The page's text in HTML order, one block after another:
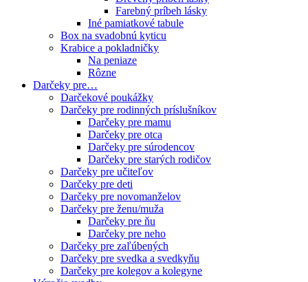
Farebný príbeh lásky
Iné pamiatkové tabule
Box na svadobnú kyticu
Krabice a pokladničky
Na peniaze
Rôzne
Darčeky pre…
Darčekové poukážky
Darčeky pre rodinných príslušníkov
Darčeky pre mamu
Darčeky pre otca
Darčeky pre súrodencov
Darčeky pre starých rodičov
Darčeky pre učiteľov
Darčeky pre deti
Darčeky pre novomanželov
Darčeky pre ženu/muža
Darčeky pre ňu
Darčeky pre neho
Darčeky pre zaľúbených
Darčeky pre svedka a svedkyňu
Darčeky pre kolegov a kolegyne